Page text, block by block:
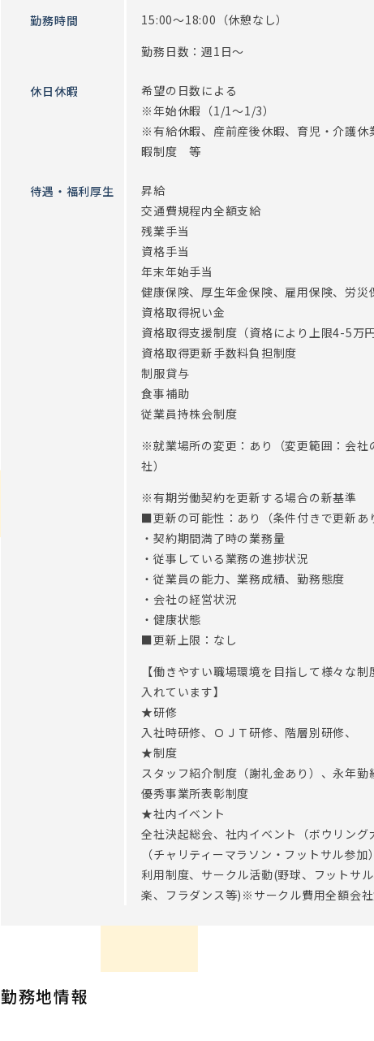
勤務時間
15:00～18:00（休憩なし）
勤務日数：週1日～
休日休暇
希望の日数による
※年始休暇（1/1～1/3）
※有給休暇、産前産後休暇、育児・介護休
暇制度 等
待遇・福利厚生
昇給
交通費規程内全額支給
残業手当
資格手当
年末年始手当
健康保険、厚生年金保険、雇用保険、労災
資格取得祝い金
資格取得支援制度（資格により上限4-5万円
資格取得更新手数料負担制度
制服貸与
食事補助
従業員持株会制度
※就業場所の変更：あり（変更範囲：会社
社）
※有期労働契約を更新する場合の新基準
■更新の可能性：あり（条件付きで更新あ
・契約期間満了時の業務量
・従事している業務の進捗状況
・従業員の能力、業務成績、勤務態度
・会社の経営状況
・健康状態
■更新上限：なし
【働きやすい職場環境を目指して様々な
入れています】
★研修
入社時研修、ＯＪＴ研修、階層別研修、
★制度
スタッフ紹介制度（謝礼金あり）、永年
優秀事業所表彰制度
★社内イベント
全社決起総会、社内イベント（ボウリン
（チャリティーマラソン・フットサル参
利用制度、サークル活動(野球、フットサ
楽、フラダンス等)※サークル費用全額会
勤務地情報